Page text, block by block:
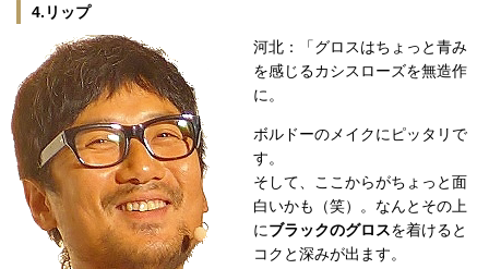
4.リップ
河北：「グロスはちょっと青み
を感じるカシスローズを無造作
に。
ボルドーのメイクにピッタリで
す。
そして、ここからがちょっと面
白いかも（笑）。なんとその上
にブラックのグロスを着けると
コクと深みが出ます。